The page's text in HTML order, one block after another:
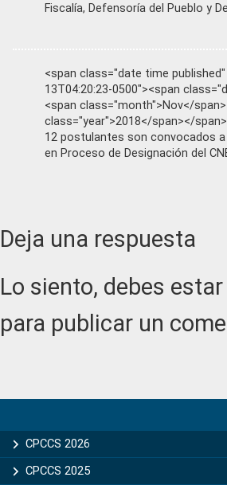
Fiscalía, Defensoría del Pueblo y
<span class="date time
13T04:20:23-0500"><span
<span class="month">Nov</
class="year">2018</span></span>
12 postulantes son convocados a
en Proceso de Designación del
Reader
Interactions
Deja una respuesta
Lo siento, debes estar
para publicar un
Sidebar
CPCCS 2026
CPCCS 2025